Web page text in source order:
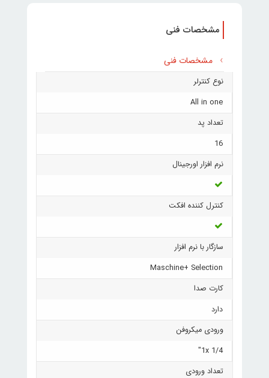
مشخصات فنی
مشخصات فنی
نوع کنترلر
All in one
تعداد پد
16
نرم افزار اورجینال
کنترل کننده افکت
سازگار با نرم افزار
Maschine+ Selection
کارت صدا
دارد
ورودی میکروفن
1x 1/4"
تعداد ورودی